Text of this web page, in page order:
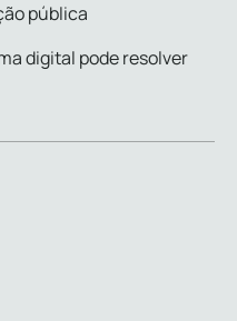
pública
digital pode resolver